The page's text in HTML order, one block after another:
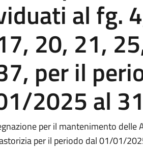
al fg.
20, 21,
per il
2025 al
per il mantenimento delle
per il periodo dal 01/01/